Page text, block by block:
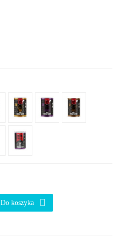
Do koszyka